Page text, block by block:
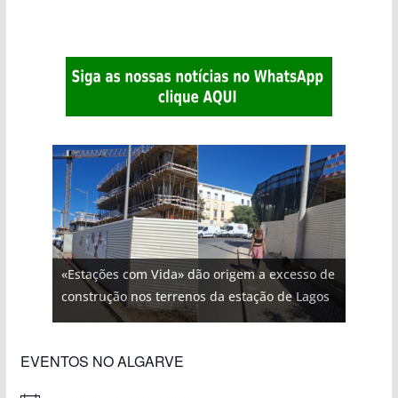
«Estações com Vida» dão origem a excesso de
construção nos terrenos da estação de Lagos
EVENTOS NO ALGARVE